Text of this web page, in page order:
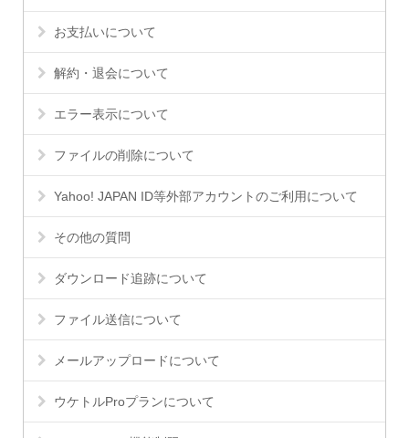
お支払いについて
解約・退会について
エラー表示について
ファイルの削除について
Yahoo! JAPAN ID等外部アカウントのご利用について
その他の質問
ダウンロード追跡について
ファイル送信について
メールアップロードについて
ウケトルProプランについて